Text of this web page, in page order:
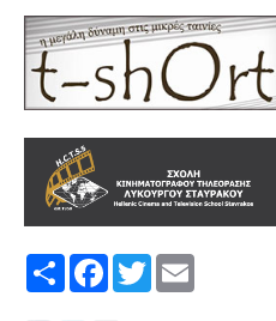
Share FacebookTwitter